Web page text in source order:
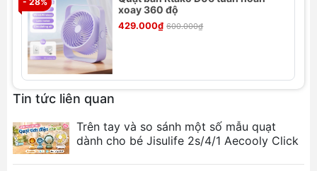
Khả năng xoay 90 độ
Với tính năng xoay 90 độ, quạt giúp lan tỏa không
khí mát mẻ đều khắp không gian, mang lại hiệu quả
làm mát tối ưu ở mọi góc độ.
Thiết kế nhỏ gọn và tiện lợi
Sản phẩm có thiết kế nhỏ gọn, dễ dàng mang theo
hoặc di chuyển, phù hợp với nhiều không gian từ
nhỏ hẹp đến rộng rãi, mang lại sự tiện dụng và linh
hoạt cho người dùng.
xoay 360 độ
429.000₫ 600.000₫
Tin tức liên quan
Trên tay và so sánh một số mẫu quạt
dành cho bé Jisulife 2s/4/1 Aecooly Click